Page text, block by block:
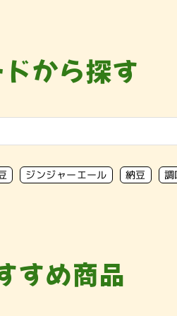
から探す
ジンジャーエール 納豆 調
すめ商品